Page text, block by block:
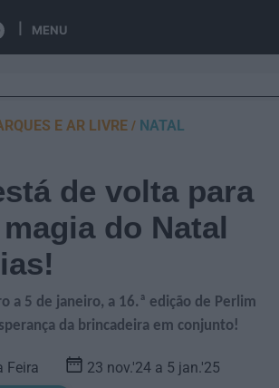
MENU
E AR LIVRE NATAL
de volta para
do Natal
a 5 de janeiro, a 16.ª edição de Perlim
da brincadeira em conjunto!
Feira 23 nov.'24 a 5 jan.'25